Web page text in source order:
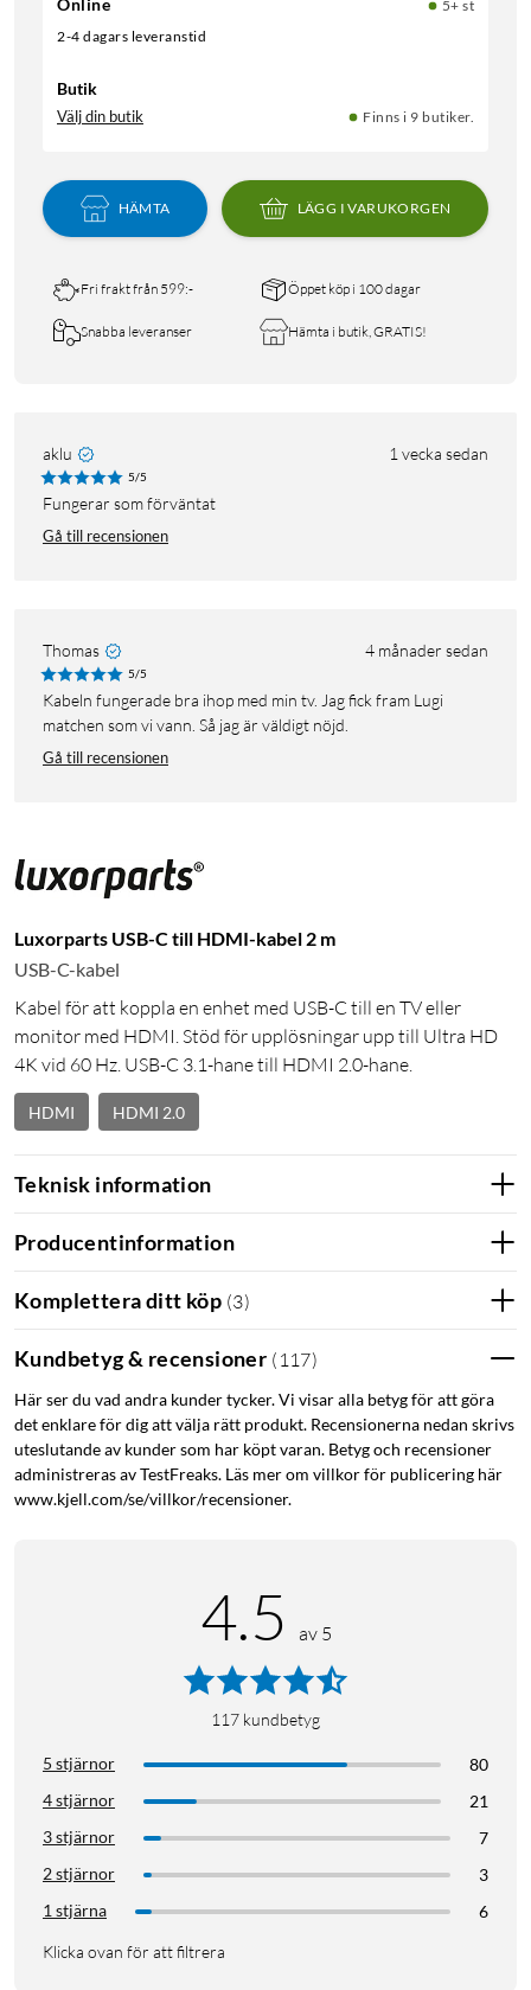
Online
5+ st
2-4 dagars leveranstid
Butik
Välj din butik Finns i 9 butiker.
HÄMTA LÄGG I VARUKORGEN
Fri frakt från 599:- Öppet köp i 100 dagar
Snabba leveranser Hämta i butik, GRATIS!
aklu 1 vecka sedan
5/5
Fungerar som förväntat
Gå till recensionen
Thomas 4 månader sedan
5/5
Kabeln fungerade bra ihop med min tv. Jag fick fram Lugi
matchen som vi vann. Så jag är väldigt nöjd.
Gå till recensionen
Luxorparts USB-C till HDMI-kabel 2 m
USB-C-kabel
Kabel för att koppla en enhet med USB-C till en TV eller
monitor med HDMI. Stöd för upplösningar upp till Ultra HD
4K vid 60 Hz. USB-C 3.1-hane till HDMI 2.0-hane.
HDMI HDMI 2.0
Teknisk information
Producentinformation
Komplettera ditt köp (3)
Kundbetyg & recensioner ( 117)
Här ser du vad andra kunder tycker. Vi visar alla betyg för att göra
det enklare för dig att välja rätt produkt. Recensionerna nedan skrivs
uteslutande av kunder som har köpt varan. Betyg och recensioner
administreras av TestFreaks. Läs mer om villkor för publicering här
www.kjell.com/se/villkor/recensioner.
4.5 av 5
117 kundbetyg
5 stjärnor
80
4 stjärnor
21
3 stjärnor
7
2 stjärnor
3
1 stjärna
6
Klicka ovan för att filtrera